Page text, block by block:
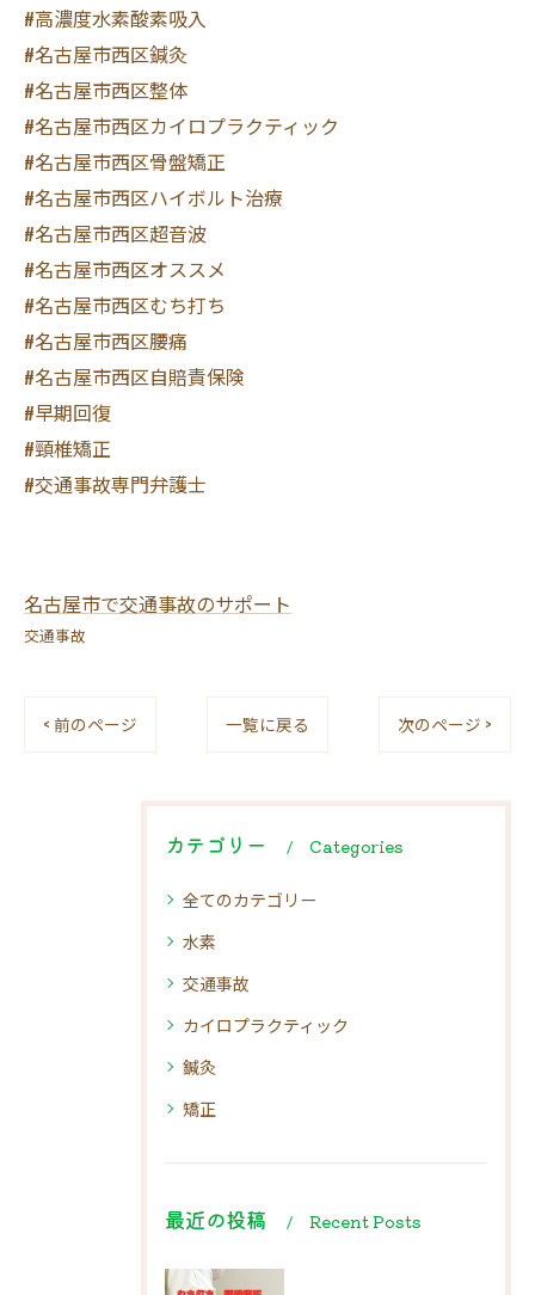
#高濃度水素酸素吸入
#名古屋市西区鍼灸
#名古屋市西区整体
#名古屋市西区カイロプラクティック
#名古屋市西区骨盤矯正
#名古屋市西区ハイボルト治療
#名古屋市西区超音波
#名古屋市西区オススメ
#名古屋市西区むち打ち
#名古屋市西区腰痛
#名古屋市西区自賠責保険
#早期回復
#頸椎矯正
#交通事故専門弁護士
名古屋市で交通事故のサポート
交通事故
< 前のページ 一覧に戻る 次のページ >
カテゴリー Categories
全てのカテゴリー
水素
交通事故
カイロプラクティック
鍼灸
矯正
最近の投稿 Recent Posts